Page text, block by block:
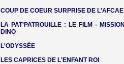
COUP DE COEUR SURPRISE DE L'AFCAE
LA PAT'PATROUILLE : LE FILM -
DINO
L'ODYSSÉE
LES CAPRICES DE L'ENFANT ROI